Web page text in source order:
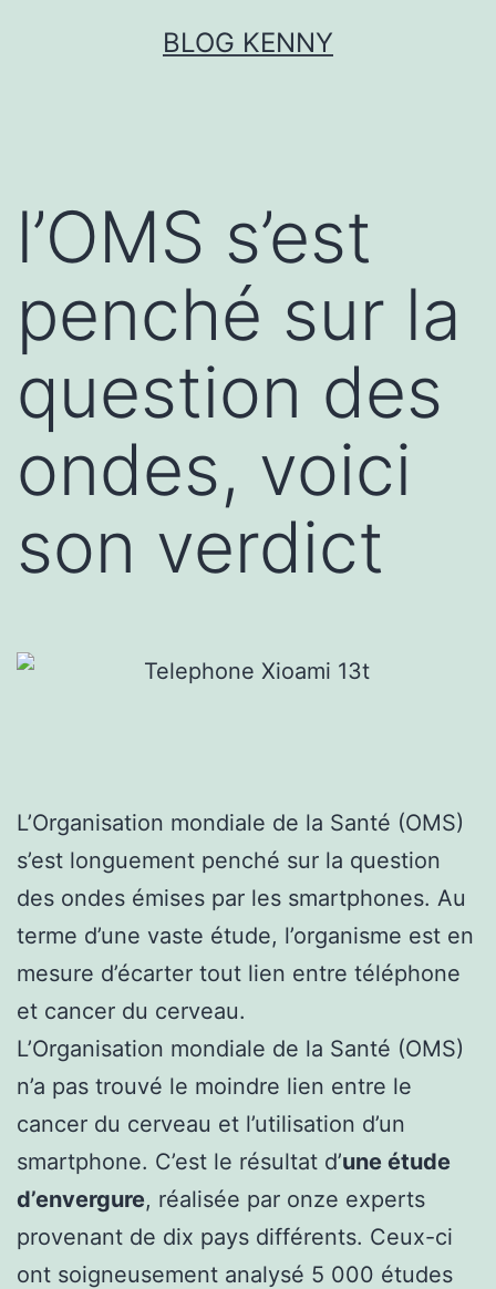
BLOG KENNY
l’OMS s’est
penché sur la
question des
ondes, voici
son verdict
L’Organisation mondiale de la Santé (OMS)
s’est longuement penché sur la question
des ondes émises par les smartphones. Au
terme d’une vaste étude, l’organisme est en
mesure d’écarter tout lien entre téléphone
et cancer du cerveau.
L’Organisation mondiale de la Santé (OMS)
n’a pas trouvé le moindre lien entre le
cancer du cerveau et l’utilisation d’un
smartphone. C’est le résultat d’une étude
d’envergure, réalisée par onze experts
provenant de dix pays différents. Ceux-ci
ont soigneusement analysé 5 000 études